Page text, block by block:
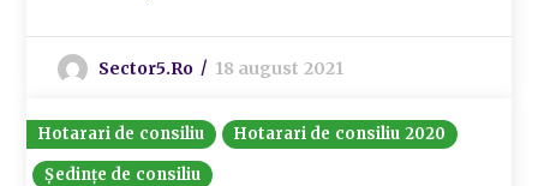
Sector5.ro 18 august 2021
Hotarari de consiliu
Hotarari de consiliu 2020
Ședințe de consiliu